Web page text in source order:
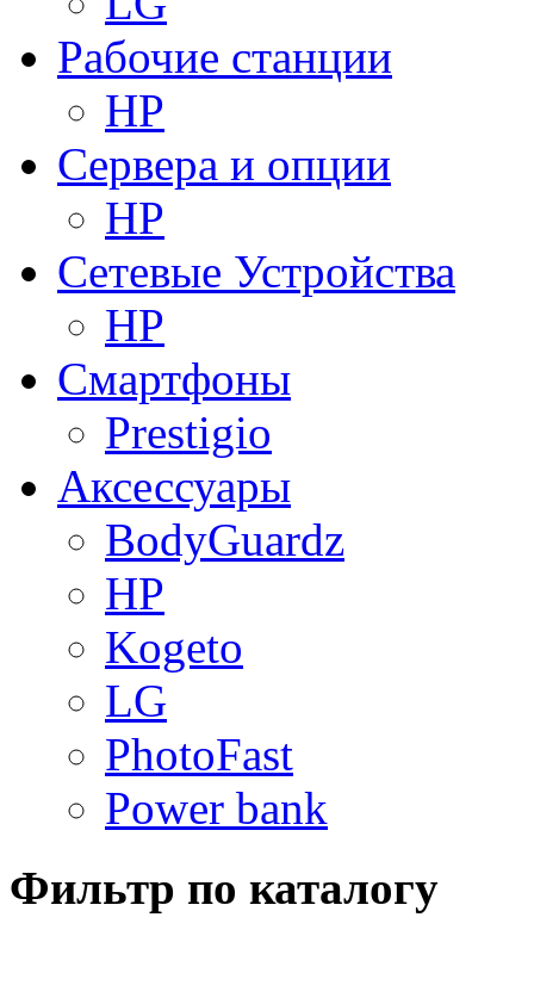
Рабочие станции
HP
Сервера и опции
HP
Сетевые Устройства
HP
Смартфоны
Prestigio
Аксессуары
BodyGuardz
HP
Kogeto
LG
PhotoFast
Power bank
Фильтр по каталогу